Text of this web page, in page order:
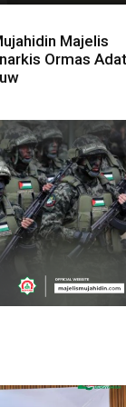
Majelis
Ormas Adat